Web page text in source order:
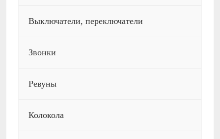
Выключатели, переключатели
Звонки
Ревуны
Колокола